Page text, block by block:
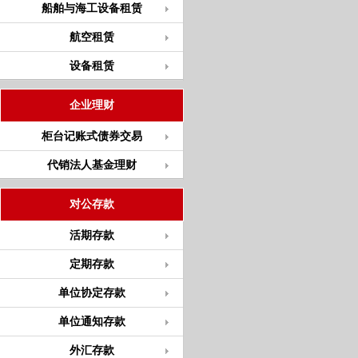
船舶与海工设备租赁
航空租赁
设备租赁
企业理财
柜台记账式债券交易
代销法人基金理财
对公存款
活期存款
定期存款
单位协定存款
单位通知存款
外汇存款